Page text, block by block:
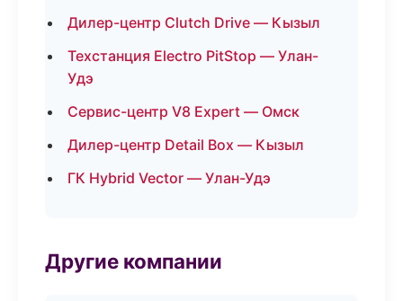
Дилер-центр Clutch Drive — Кызыл
Техстанция Electro PitStop — Улан-
Удэ
Сервис-центр V8 Expert — Омск
Дилер-центр Detail Box — Кызыл
ГК Hybrid Vector — Улан-Удэ
Другие компании